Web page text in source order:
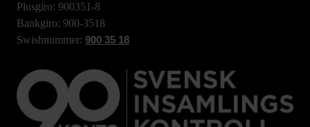
Plusgiro: 900351-8
Bankgiro: 900-3518
Swishnummer: 900 35 18